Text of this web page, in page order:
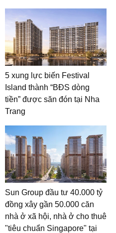
5 xung lực biến Festival
Island thành “BĐS dòng
tiền” được săn đón tại Nha
Trang
Sun Group đầu tư 40.000 tỷ
đồng xây gần 50.000 căn
nhà ở xã hội, nhà ở cho thuê
"tiêu chuẩn Singapore" tại